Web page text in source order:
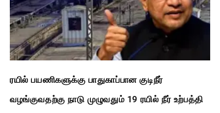
ரயில் பயணிகளுக்கு பாதுகாப்பான குடிநீர்
வழங்குவதற்கு நாடு முழுவதும் 19 ரயில் நீர் உற்பத்தி